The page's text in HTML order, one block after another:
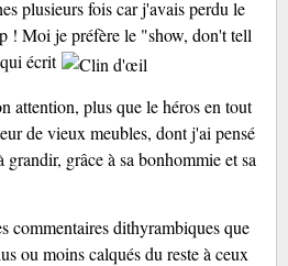
plusieurs fois car j'avais perdu le
! Moi je préfère le "show, don't tell
écrit
attention, plus que le héros en tout
de vieux meubles, dont j'ai pensé
grâce à sa bonhommie et sa
commentaires dithyrambiques que
ou moins calqués du reste à ceux